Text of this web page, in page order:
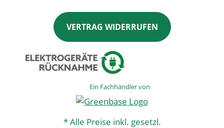
VERTRAG WIDERRUFEN
Ein Fachhändler von
* Alle Preise inkl. gesetzl.